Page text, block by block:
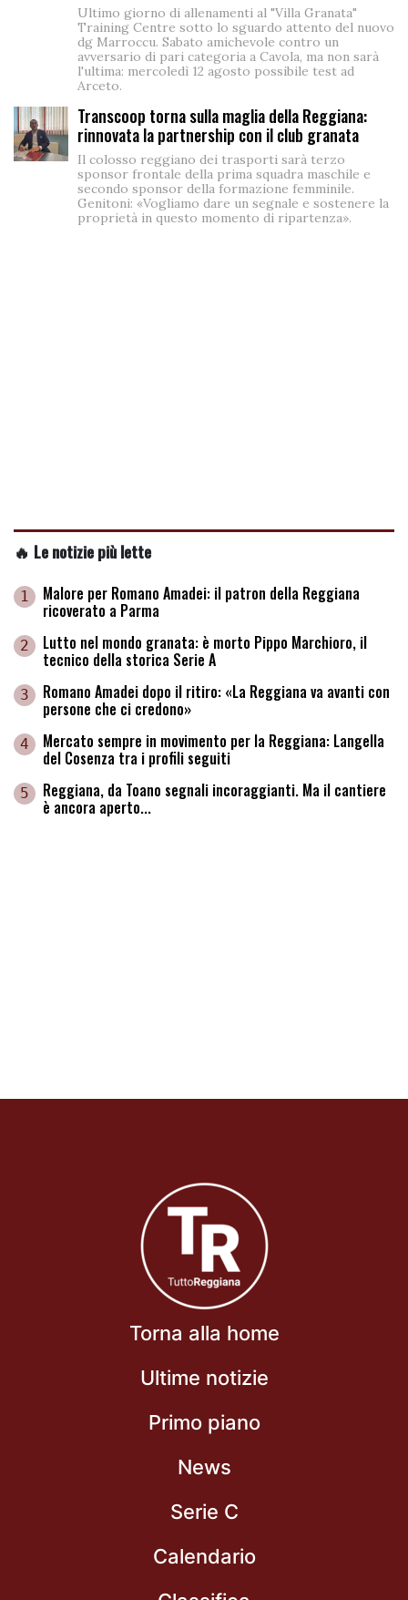
Ultimo giorno di allenamenti al "Villa Granata"
Training Centre sotto lo sguardo attento del nuovo
dg Marroccu. Sabato amichevole contro un
avversario di pari categoria a Cavola, ma non sarà
l'ultima: mercoledì 12 agosto possibile test ad
Arceto.
Transcoop torna sulla maglia della Reggiana:
rinnovata la partnership con il club granata
Il colosso reggiano dei trasporti sarà terzo
sponsor frontale della prima squadra maschile e
secondo sponsor della formazione femminile.
Genitoni: «Vogliamo dare un segnale e sostenere la
proprietà in questo momento di ripartenza».
🔥 Le notizie più lette
1 Malore per Romano Amadei: il patron della Reggiana
ricoverato a Parma
2 Lutto nel mondo granata: è morto Pippo Marchioro, il
tecnico della storica Serie A
3 Romano Amadei dopo il ritiro: «La Reggiana va avanti con
persone che ci credono»
4 Mercato sempre in movimento per la Reggiana: Langella
del Cosenza tra i profili seguiti
5 Reggiana, da Toano segnali incoraggianti. Ma il cantiere
è ancora aperto...
Torna alla home
Ultime notizie
Primo piano
News
Serie C
Calendario